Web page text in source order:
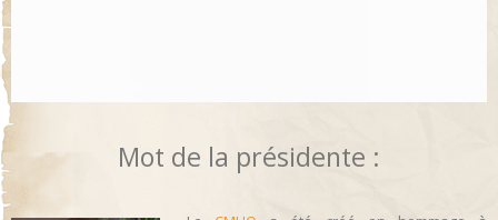
Mot de la présidente :